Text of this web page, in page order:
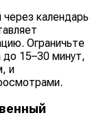
календарь
Ограничьте
до 15–30 минут,
и